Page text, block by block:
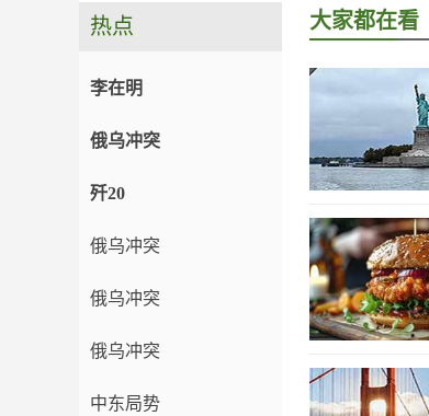
热点
李在明
俄乌冲突
歼20
俄乌冲突
俄乌冲突
俄乌冲突
中东局势
大家都在看